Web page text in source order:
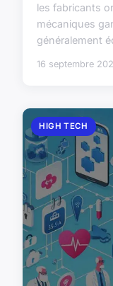
les fabricants
mécaniques
généralement
16 septembre
HIGH TECH